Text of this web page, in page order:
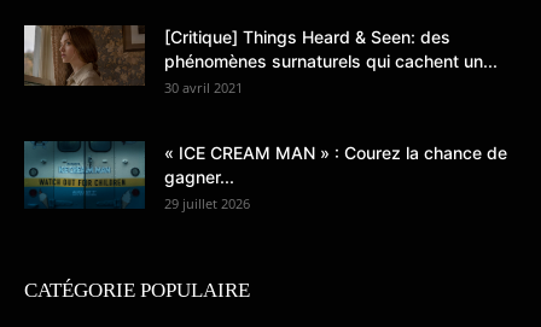
[Critique] Things Heard & Seen: des
phénomènes surnaturels qui cachent un...
30 avril 2021
« ICE CREAM MAN » : Courez la chance de
gagner...
29 juillet 2026
CATÉGORIE POPULAIRE